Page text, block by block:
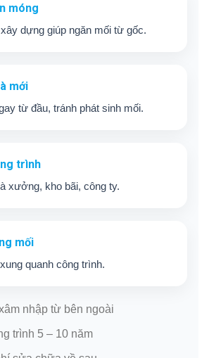
móng
dựng giúp ngăn mối từ gốc.
mới
từ đầu, tránh phát sinh mối.
trình
xưởng, kho bãi, công ty.
mối
quanh công trình.
nhập từ bên ngoài
trình 5 – 10 năm